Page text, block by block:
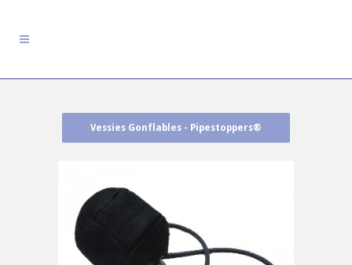
Vessies Gonflables - Pipestoppers®